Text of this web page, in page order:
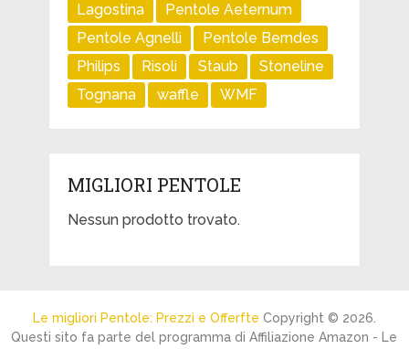
Lagostina
Pentole Aeternum
Pentole Agnelli
Pentole Berndes
Philips
Risoli Staub
Stoneline
Tognana
waffle WMF
MIGLIORI PENTOLE
Nessun prodotto trovato.
Le migliori Pentole: Prezzi e Offerfte Copyright © 2026.
Questi sito fa parte del programma di Affiliazione Amazon - Le